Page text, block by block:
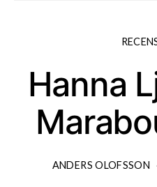
Hanna
ANDERS OLOFSSON